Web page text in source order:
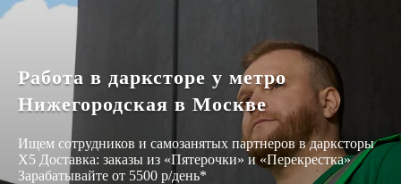
Работа в дарксторе у метро
Нижегородская в Москве
Ищем сотрудников и самозанятых партнеров в дарксторы
Х5 Доставка: заказы из «Пятерочки» и «Перекрестка»
Зарабатывайте от 5500 р/день*